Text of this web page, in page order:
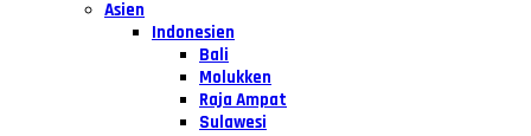
Asien
Indonesien
Bali
Molukken
Raja Ampat
Sulawesi